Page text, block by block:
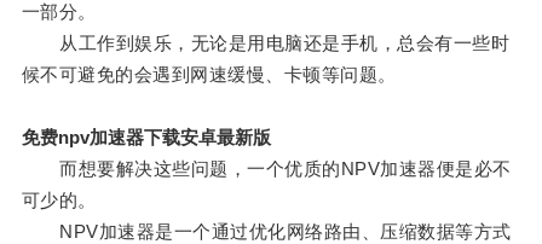
一部分。
从工作到娱乐，无论是用电脑还是手机，总会有一些时
候不可避免的会遇到网速缓慢、卡顿等问题。
免费npv加速器下载安卓最新版
而想要解决这些问题，一个优质的NPV加速器便是必不
可少的。
NPV加速器是一个通过优化网络路由、压缩数据等方式